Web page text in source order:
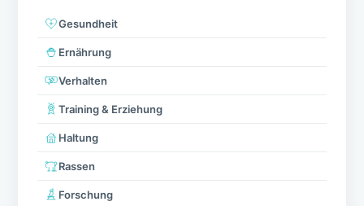
Gesundheit
Ernährung
Verhalten
Training & Erziehung
Haltung
Rassen
Forschung